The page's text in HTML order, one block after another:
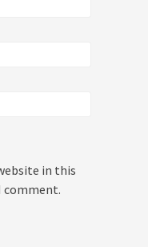
in this
comment.